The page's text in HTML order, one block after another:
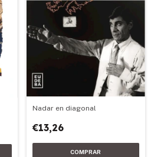
Nadar en diagonal
€13,26